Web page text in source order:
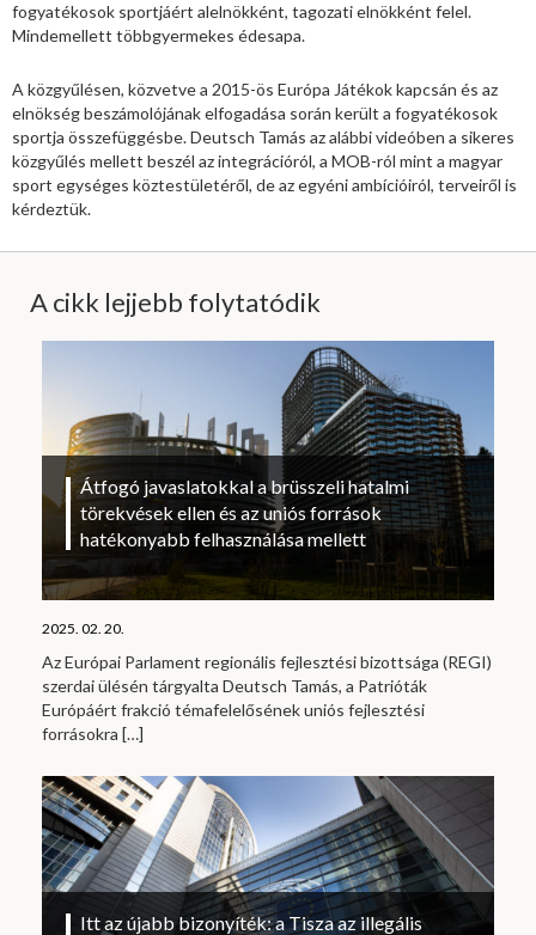
fogyatékosok sportjáért alelnökként, tagozati elnökként felel.
Mindemellett többgyermekes édesapa.
A közgyűlésen, közvetve a 2015-ös Európa Játékok kapcsán és az
elnökség beszámolójának elfogadása során került a fogyatékosok
sportja összefüggésbe. Deutsch Tamás az alábbi videóben a sikeres
közgyűlés mellett beszél az integrációról, a MOB-ról mint a magyar
sport egységes köztestületéről, de az egyéni ambícióiról, terveiről is
kérdeztük.
A cikk lejjebb folytatódik
Átfogó javaslatokkal a brüsszeli hatalmi
törekvések ellen és az uniós források
hatékonyabb felhasználása mellett
2025. 02. 20.
Az Európai Parlament regionális fejlesztési bizottsága (REGI)
szerdai ülésén tárgyalta Deutsch Tamás, a Patrióták
Európáért frakció témafelelősének uniós fejlesztési
forrásokra […]
Itt az újabb bizonyíték: a Tisza az illegális